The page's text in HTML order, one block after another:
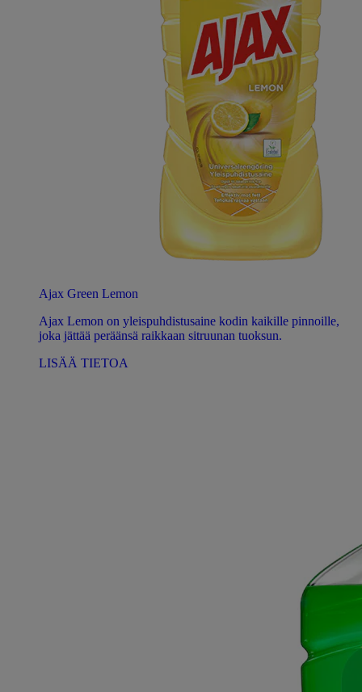
Ajax Green Lemon
Ajax Lemon on yleispuhdistusaine kodin kaikille pinnoille,
joka jättää peräänsä raikkaan sitruunan tuoksun.
LISÄÄ TIETOA